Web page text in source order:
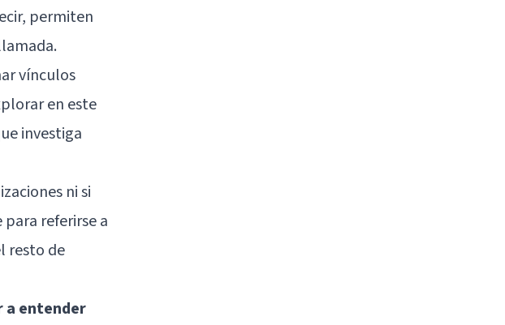
permiten
vínculos
en este
investiga
ni si
referirse a
resto de
a entender